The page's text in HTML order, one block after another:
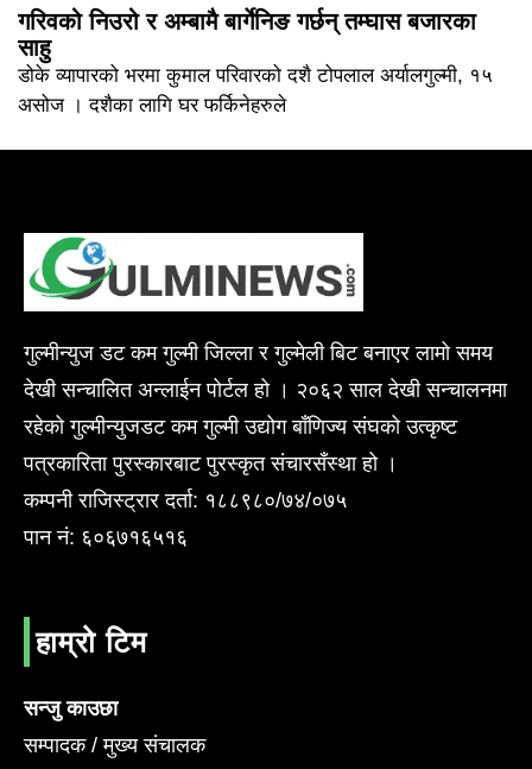
गरिवको निउरो र अम्बामै बार्गेनिङ गर्छन् तम्घास बजारका
साहु
डोके व्यापारको भरमा कुमाल परिवारको दशै टोपलाल अर्यालगुल्मी, १५
असोज । दशैका लागि घर फर्किनेहरुले
गुल्मीन्युज डट कम गुल्मी जिल्ला र गुल्मेली बिट बनाएर लामो समय
देखी सन्चालित अन्लाईन पोर्टल हो । २०६२ साल देखी सन्चालनमा
रहेको गुल्मीन्युजडट कम गुल्मी उद्योग बाँणिज्य संघको उत्कृष्ट
पत्रकारिता पुरस्कारबाट पुरस्कृत संचारसँस्था हो ।
कम्पनी राजिस्ट्रार दर्ता: १८८९८०/७४/०७५
पान नं: ६०६७१६५१६
हाम्रो टिम
सन्जु काउछा
सम्पादक / मुख्य संचालक